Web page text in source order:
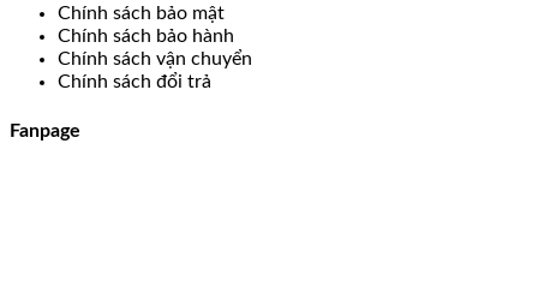
Chính sách bảo mật
Chính sách bảo hành
Chính sách vận chuyển
Chính sách đổi trả
Fanpage